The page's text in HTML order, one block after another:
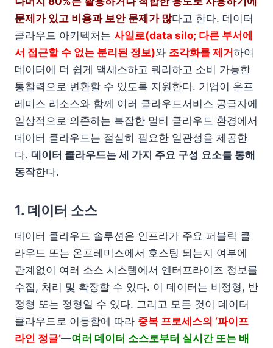
문제가 있고 비용과 보안 문제가 많다고 한다. 데이터
클라우드 아키텍처는 사일로(data silo; 다른 부서에
서 접근할 수 없는 분리된 정보)와 조각화를 제거하여
데이터에 더 쉽게 액세스하고 쿼리하고 소비 가능한
통찰력으로 변환할 수 있도록 지원한다. 기업이 온프
레미스 리소스와 함께 여러 클라우드서비스 공급자에
일상적으로 의존하는 복잡한 멀티 클라우드 환경에서
데이터 클라우드는 절실히 필요한 일관성을 제공한
다. 데이터 클라우드는 세 가지 주요 구성 요소를 통해
동작한다.
1. 데이터 소스
데이터 클라우드 솔루션은 인프라가 주요 퍼블릭 클
라우드 또는 온프레미스에서 호스팅 되는지 여부에
관계없이 여러 소스 시스템에서 엔터프라이즈 정보를
수집, 처리 및 확장할 수 있다. 이 데이터는 비정형, 반
정형 또는 정형일 수 있다. 그리고 모든 것이 데이터
클라우드로 이동함에 따라 중복 프로세스의 ‘파이프
라인 정글’—여러 데이터 소스로부터 실시간 또는 배